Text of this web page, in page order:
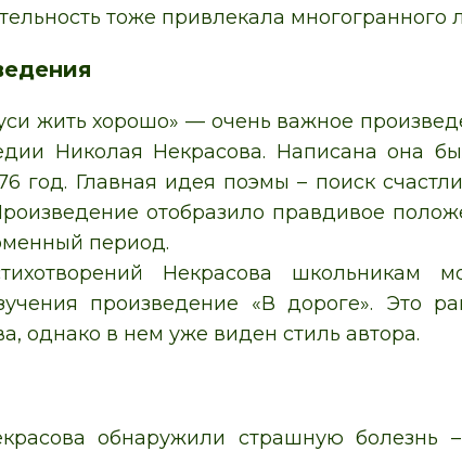
тоже привлекала многогранного
жить хорошо» — очень важное
Николая Некрасова. Написана она
год. Главная идея поэмы – поиск
отобразило правдивое
период.
Некрасова школьникам
произведение «В дороге». Это
однако в нем уже виден стиль автора.
обнаружили страшную болезнь